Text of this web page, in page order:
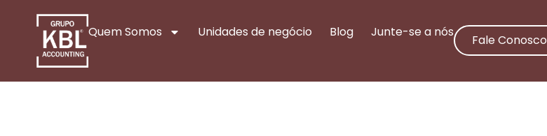
Quem Somos Unidades de negócio Blog Junte-se a nós
Fale Conosco